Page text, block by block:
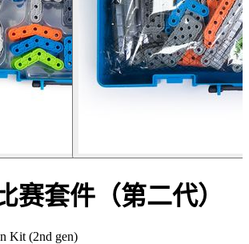
赛套件（第二代）
Kit (2nd gen)